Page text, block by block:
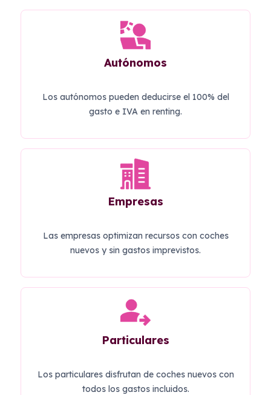
Autónomos
Los autónomos pueden deducirse el 100% del
gasto e IVA en renting.
Empresas
Las empresas optimizan recursos con coches
nuevos y sin gastos imprevistos.
Particulares
Los particulares disfrutan de coches nuevos con
todos los gastos incluidos.